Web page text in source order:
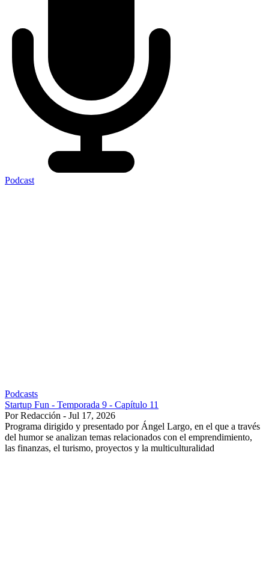
Podcast
Podcasts
Startup Fun - Temporada 9 - Capítulo 11
Por Redacción - Jul 17, 2026
Programa dirigido y presentado por Ángel Largo, en el que a través
del humor se analizan temas relacionados con el emprendimiento,
las finanzas, el turismo, proyectos y la multiculturalidad